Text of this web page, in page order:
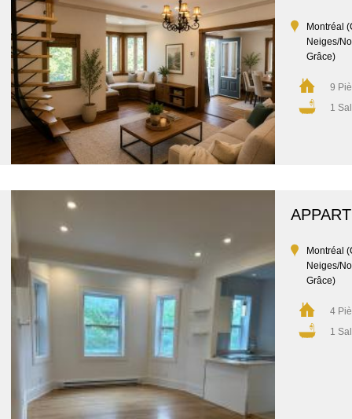
Montréal
Neiges/
Grâce)
9
1
Montréal
Neiges/
Grâce)
4
1